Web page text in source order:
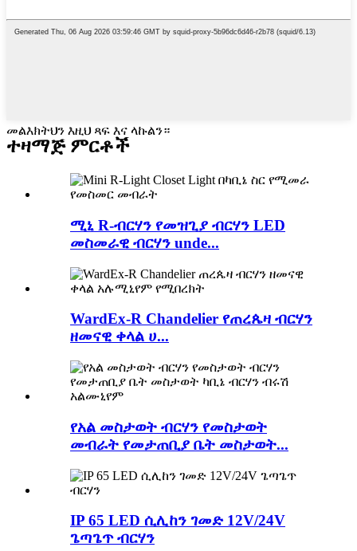
መልእክትህን እዚህ ጻፍ እና ላኩልን።
ተዛማጅ ምርቶች
ሚኒ R-ብርሃን የመዝጊያ ብርሃን LED
መስመራዊ ብርሃን unde...
WardEx-R Chandelier የጠረጴዛ ብርሃን
ዘመናዊ ቀላል ሀ...
የአል መስታወት ብርሃን የመስታወት
መብራት የመታጠቢያ ቤት መስታወት...
IP 65 LED ሲሊከን ገመድ 12V/24V
ጌጣጌጥ ብርሃን